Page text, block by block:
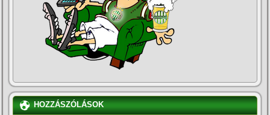
HOZZÁSZÓLÁSOK